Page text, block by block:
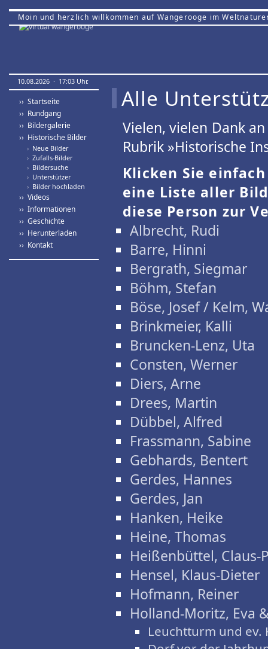
Moin und herzlich willkommen auf Wangerooge im
10.08.2026 · 17:03 Uhr.
›› Startseite
›› Rundgang
›› Bildergalerie
›› Historische Bilder
› Neue Bilder
› Zufalls-Bilder
› Bildersuche
› Unterstützer
› Bilder hochladen
›› Videos
›› Informationen
›› Geschichte
›› Herunterladen
›› Kontakt
Alle
Vielen, vielen Dank
Rubrik »Historische
Klicken Sie
eine Liste aller
diese Person zur
Albrecht, Rudi
Barre, Hinni
Bergrath, Siegmar
Böhm, Stefan
Böse, Josef / Kelm,
Brinkmeier, Kalli
Bruncken-Lenz, Uta
Consten, Werner
Diers, Arne
Drees, Martin
Dübbel, Alfred
Frassmann, Sabine
Gebhards, Bentert
Gerdes, Hannes
Gerdes, Jan
Hanken, Heike
Heine, Thomas
Heißenbüttel, Claus-
Hensel, Klaus-Dieter
Hofmann, Reiner
Holland-Moritz, Eva
Leuchtturm und ev.